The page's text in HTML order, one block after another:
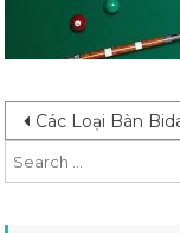
Post
Các Loại Bàn Bida Được Lựa Chọn Nhiều Nhất